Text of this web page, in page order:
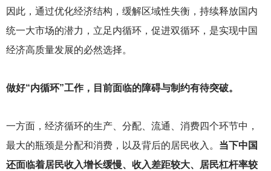
因此，通过优化经济结构，缓解区域性失衡，持续释放国内
统一大市场的潜力，立足内循环，促进双循环，是实现中国
经济高质量发展的必然选择。
做好“内循环”工作，目前面临的障碍与制约有待突破。
一方面，经济循环的生产、分配、流通、消费四个环节中，
最大的瓶颈是分配和消费，以及背后的居民收入。 当下中国
还面临着居民收入增长缓慢、收入差距较大、居民杠杆率较